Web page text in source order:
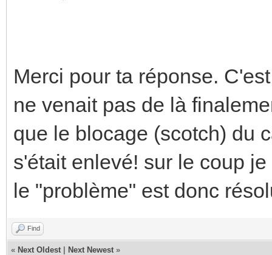
Merci pour ta réponse.
ne venait pas de là
que le blocage (scotch) du
s'était enlevé! sur le coup
le "problème" est donc
Find
« Next Oldest Next Newest »